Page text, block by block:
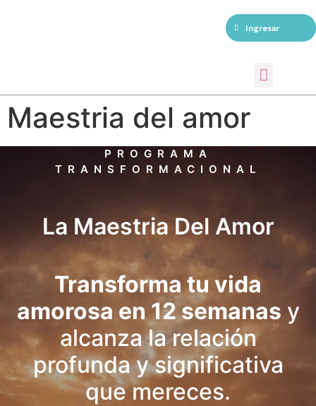
Ingresar
Maestria del amor
PROGRAMA
TRANSFORMACIONAL
La Maestria Del Amor
Transforma tu vida
amorosa en 12 semanas y
alcanza la relación
profunda y significativa
que mereces.